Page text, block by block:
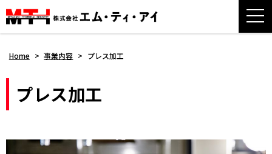
Home > 事業内容 > プレス加工
プレス加工